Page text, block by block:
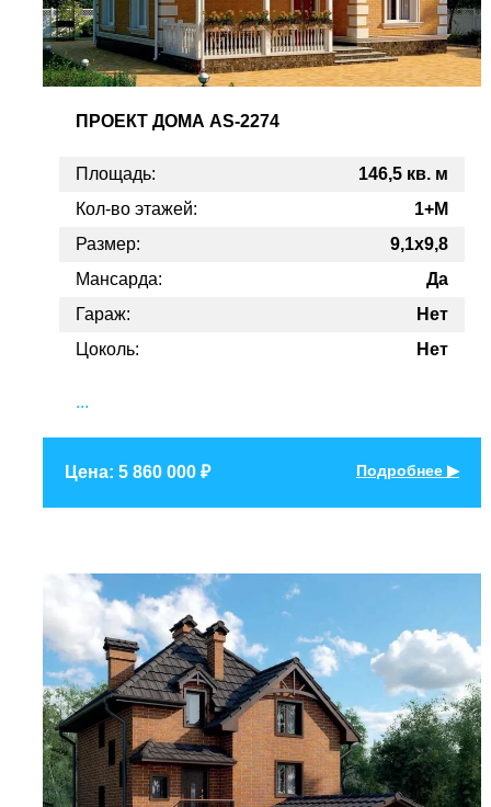
ПРОЕКТ ДОМА AS-2274
Площадь:
146,5 кв. м
Кол-во этажей:
1+M
Размер:
9,1x9,8
Мансарда:
Да
Гараж:
Нет
Цоколь:
Нет
...
Цена: 5 860 000 ₽ Подробнее ▶